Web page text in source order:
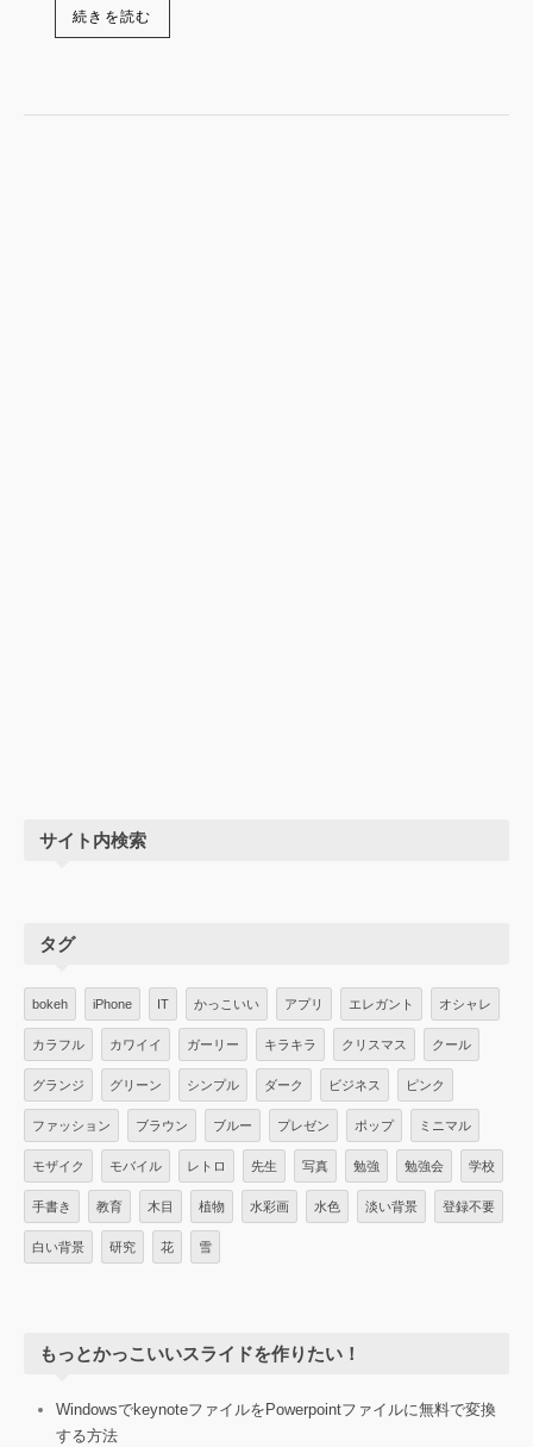
続きを読む
サイト内検索
タグ
bokeh iPhone IT かっこいい アプリ エレガント オシャレ
カラフル カワイイ ガーリー キラキラ クリスマス クール
グランジ グリーン シンプル ダーク ビジネス ピンク
ファッション ブラウン ブルー プレゼン ポップ ミニマル
モザイク モバイル レトロ 先生 写真 勉強 勉強会 学校
手書き 教育 木目 植物 水彩画 水色 淡い背景 登録不要
白い背景 研究 花 雪
もっとかっこいいスライドを作りたい！
WindowsでkeynoteファイルをPowerpointファイルに無料で変換
する方法